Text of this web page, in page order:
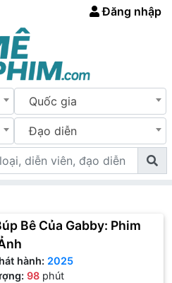
Đăng nhập
Quốc gia
Đạo diễn
Bê Của Gabby: Phim
hành: 2025
98 phút